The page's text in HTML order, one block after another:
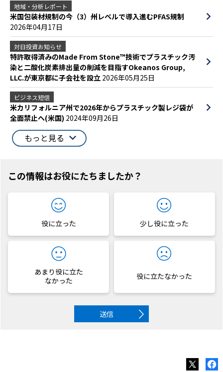
地域・分析レポート
米国包装材規制の今（3）州レベルで導入進むPFAS規制
2026年04月17日
対日投資お知らせ
特許取得済みのMade From Stone™技術でプラスチック汚
染と二酸化炭素排出量の削減を目指すOkeanos Group,
LLC.が東京都に子会社を設立 2026年05月25日
ビジネス短信
米カリフォルニア州で2026年からプラスチック製レジ袋が
全面禁止へ(米国) 2024年09月26日
もっと見る
この情報はお役にたちましたか？
役に立った 少し役に立った
あまり役に立た
なかった
役に立たなかった
送信